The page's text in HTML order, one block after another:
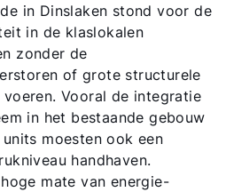
in Dinslaken stond voor de
in de klaslokalen
zonder de
of grote structurele
Vooral de integratie
in het bestaande gebouw
moesten ook een
handhaven.
mate van energie-